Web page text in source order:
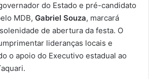
do Estado e pré-candidato
MDB, Gabriel Souza, marcará
de abertura da festa. O
lideranças locais e
o apoio do Executivo estadual ao